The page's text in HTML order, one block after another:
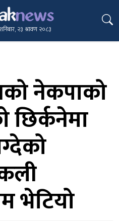
२३ श्रावण २०८३
नेकपाको
छिर्कनेमा
भेटियो